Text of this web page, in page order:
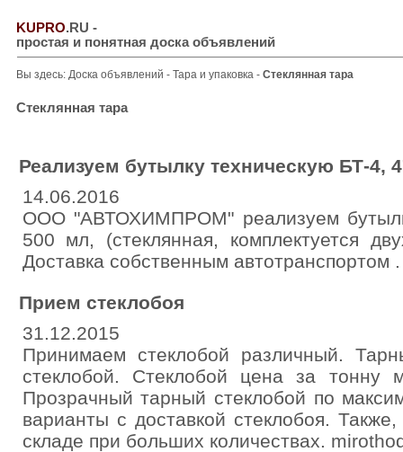
KUPRO.RU -
простая и понятная доска объявлений
Вы здесь: Доска объявлений - Тара и упаковка - Стеклянная тара
Стеклянная тара
Реализуем бутылку техническую БТ-4,
14.06.2016
ООО "АВТОХИМПРОМ" реализуем
500 мл, (стеклянная, комплектуется
Доставка собственным автотранспортом .
Прием стеклобоя
31.12.2015
Принимаем стеклобой различный.
стеклобой. Стеклобой цена за тонну
Прозрачный тарный стеклобой по
варианты с доставкой стеклобоя.
складе при больших количествах.